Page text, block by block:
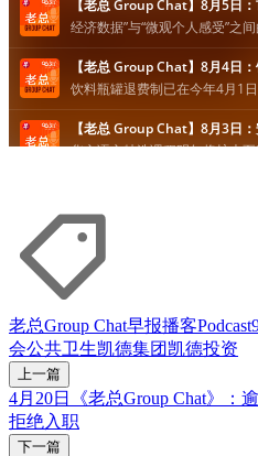
老总Group Chat早报播客Podcast
会公共卫生凯德集团凯德投资
上一篇
4月20日《老总Group Chat》：
拒绝入职
下一篇